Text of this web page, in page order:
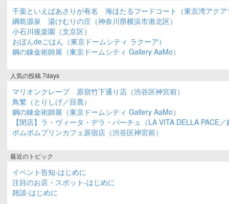
千葉といえばあさりが有名 海ほたるフードコート（東京湾アクア
綱島源泉 湯けむりの庄（神奈川県横浜市港北区）
小石川後楽園（文京区）
おぼんdeごはん（東京ドームシティ ラクーア）
鋼の錬金術師展（東京ドームシティ Gallery AaMo）
人気の投稿 7days
マリオンクレープ 原宿竹下通り店（渋谷区神宮前）
鳥繁（とりしげ／目黒）
鋼の錬金術師展（東京ドームシティ Gallery AaMo）
【閉店】ラ・ヴィータ・デラ・パーチェ（LA VITA DELLA PACE
ポムポムプリンカフェ原宿店（渋谷区神宮前）
最近のトピック
イベント告知-はじめに
注目のお店・スポット-はじめに
雑談-はじめに